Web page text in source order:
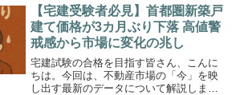
を当てて詳しく解説します。
(function(b,c,f,g...
【宅建受験者必見】首都圏新築戸
建て価格が3カ月ぶり下落 高値警
戒感から市場に変化の兆し
宅建試験の合格を目指す皆さん、こんに
ちは。今回は、不動産市場の「今」を映
し出す最新のデータについて解説しま